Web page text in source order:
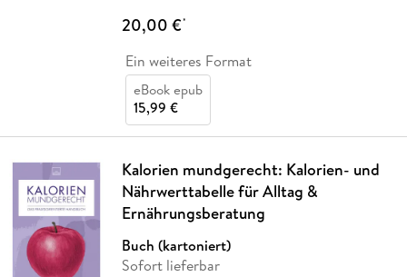
20,00 €*
Ein weiteres Format
eBook epub
15,99 €
Kalorien mundgerecht: Kalorien- und
Nährwerttabelle für Alltag &
Ernährungsberatung
Buch (kartoniert)
Sofort lieferbar